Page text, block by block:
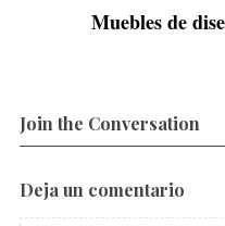
Muebles de
Join the Conversation
Deja un comentario